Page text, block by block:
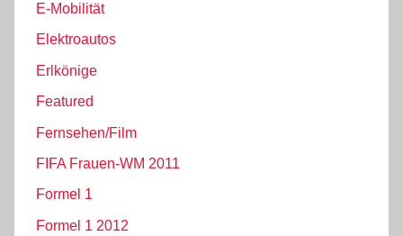
E-Mobilität
Elektroautos
Erlkönige
Featured
Fernsehen/Film
FIFA Frauen-WM 2011
Formel 1
Formel 1 2012